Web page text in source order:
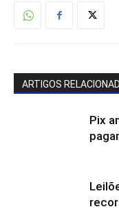
ARTIGOS
Pix